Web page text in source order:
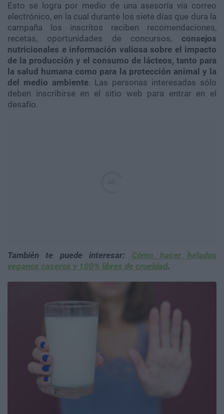
Esto se logra por medio de una asesoría vía correo
electrónico, en la cual durante los siete días que dura la
campaña los inscritos reciben recomendaciones,
recetas, oportunidades de concursos, consejos
nutricionales e información valiosa sobre el impacto
de la producción y el consumo de lácteos, tanto para
la salud humana como para la protección animal y la
del medio ambiente. Las personas interesadas sólo
deben inscribirse en el sitio web para entrar en el
desafío.
También te puede interesar: Cómo hacer helados
veganos caseros y 100% libres de crueldad.